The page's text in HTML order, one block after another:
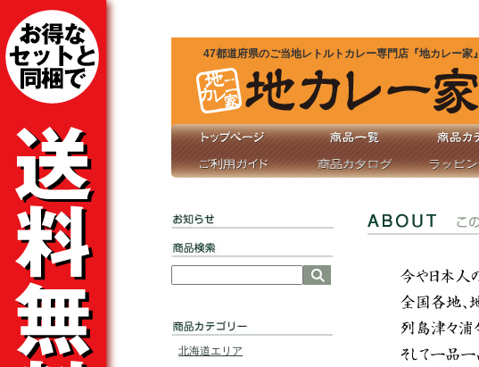
ご当地カレー（レトルトカレー）
なんと500種類！カレーランキングも毎月更新！
47都道府県のご当地レトルトカレー専門店『地カレー家』
北海道エリア